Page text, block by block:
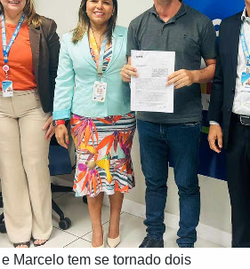
Marcelo tem se tornado dois